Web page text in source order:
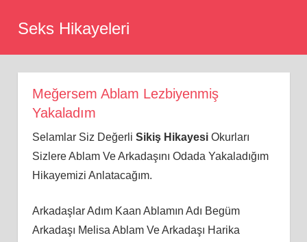
Seks Hikayeleri
Meğersem Ablam Lezbiyenmiş
Yakaladım
Selamlar Siz Değerli Sikiş HikayesiOkurları
Sizlere Ablam Ve Arkadaşını Odada Yakaladığım
Hikayemizi Anlatacağım.
Arkadaşlar Adım Kaan Ablamın Adı Begüm
Arkadaşı Melisa Ablam Ve Arkadaşı Harika